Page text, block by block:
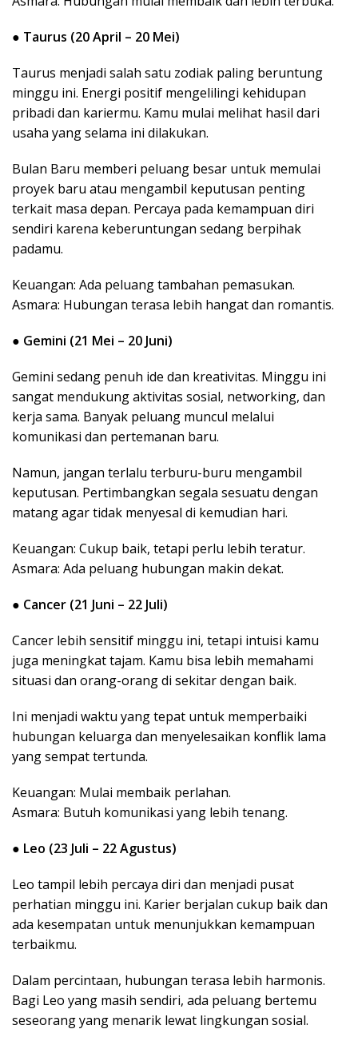
● Taurus (20 April – 20 Mei)
Taurus menjadi salah satu zodiak paling beruntung
minggu ini. Energi positif mengelilingi kehidupan
pribadi dan kariermu. Kamu mulai melihat hasil dari
usaha yang selama ini dilakukan.
Bulan Baru memberi peluang besar untuk memulai
proyek baru atau mengambil keputusan penting
terkait masa depan. Percaya pada kemampuan diri
sendiri karena keberuntungan sedang berpihak
padamu.
Keuangan: Ada peluang tambahan pemasukan.
Asmara: Hubungan terasa lebih hangat dan romantis.
● Gemini (21 Mei – 20 Juni)
Gemini sedang penuh ide dan kreativitas. Minggu ini
sangat mendukung aktivitas sosial, networking, dan
kerja sama. Banyak peluang muncul melalui
komunikasi dan pertemanan baru.
Namun, jangan terlalu terburu-buru mengambil
keputusan. Pertimbangkan segala sesuatu dengan
matang agar tidak menyesal di kemudian hari.
Keuangan: Cukup baik, tetapi perlu lebih teratur.
Asmara: Ada peluang hubungan makin dekat.
● Cancer (21 Juni – 22 Juli)
Cancer lebih sensitif minggu ini, tetapi intuisi kamu
juga meningkat tajam. Kamu bisa lebih memahami
situasi dan orang-orang di sekitar dengan baik.
Ini menjadi waktu yang tepat untuk memperbaiki
hubungan keluarga dan menyelesaikan konflik lama
yang sempat tertunda.
Keuangan: Mulai membaik perlahan.
Asmara: Butuh komunikasi yang lebih tenang.
● Leo (23 Juli – 22 Agustus)
Leo tampil lebih percaya diri dan menjadi pusat
perhatian minggu ini. Karier berjalan cukup baik dan
ada kesempatan untuk menunjukkan kemampuan
terbaikmu.
Dalam percintaan, hubungan terasa lebih harmonis.
Bagi Leo yang masih sendiri, ada peluang bertemu
seseorang yang menarik lewat lingkungan sosial.